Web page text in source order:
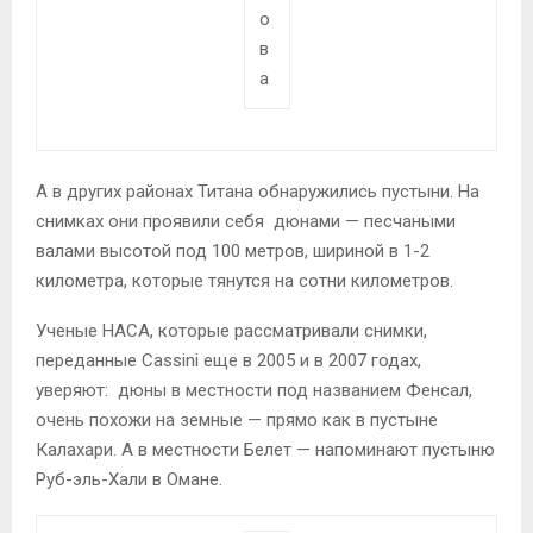
о
в
а
А в других районах Титана обнаружились пустыни. На
снимках они проявили себя дюнами — песчаными
валами высотой под 100 метров, шириной в 1-2
километра, которые тянутся на сотни километров.
Ученые НАСА, которые рассматривали снимки,
переданные Cassini еще в 2005 и в 2007 годах,
уверяют: дюны в местности под названием Фенсал,
очень похожи на земные — прямо как в пустыне
Калахари. А в местности Белет — напоминают пустыню
Руб-эль-Хали в Омане.